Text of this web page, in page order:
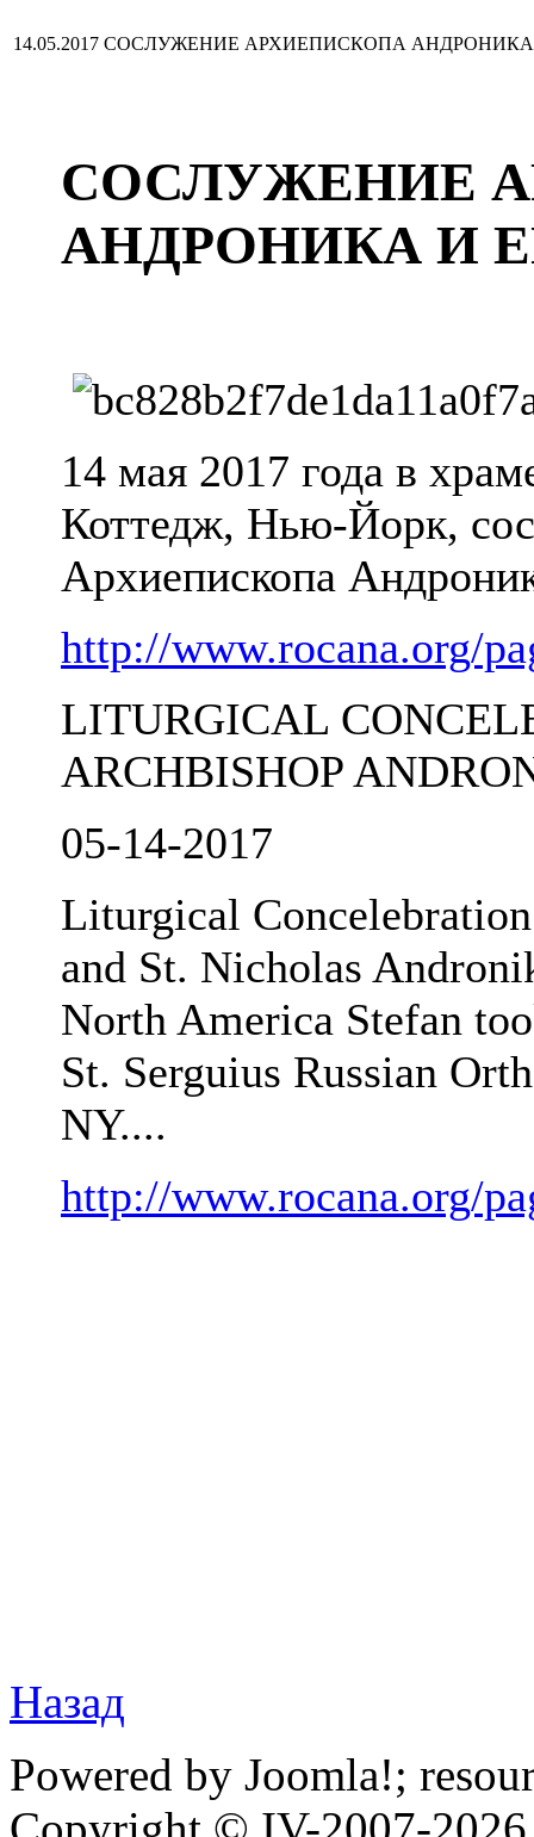
14.05.2017 СОСЛУЖЕНИЕ АРХИЕПИСКОПА
СОСЛУЖЕНИЕ
АНДРОНИКА И
14 мая 2017 года в
Коттедж, Нью-Йорк,
Архиепископа
http://www.rocana.org/
LITURGICAL
ARCHBISHOP
05-14-2017
Liturgical
and St. Nicholas
North America Stefan
St. Serguius Russian
NY....
http://www.rocana.org/
Назад
Powered by Joomla!;